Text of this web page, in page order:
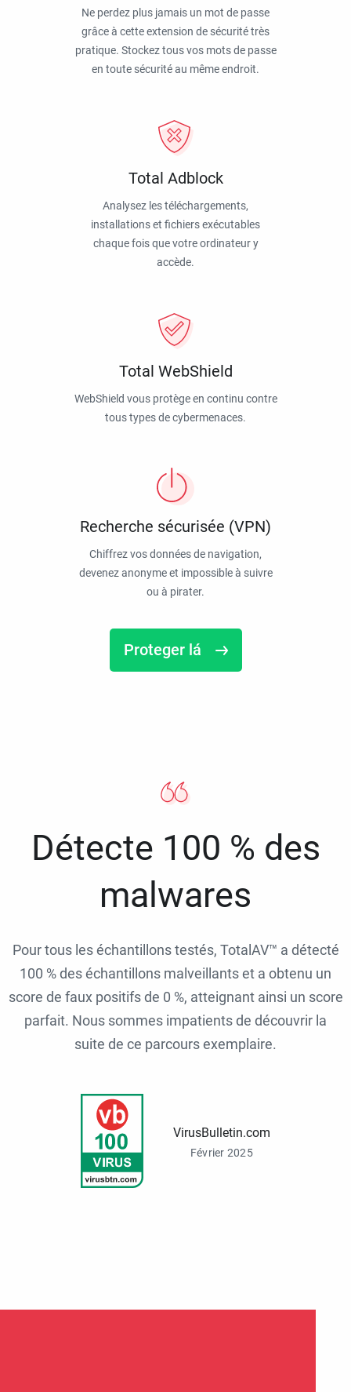
Ne perdez plus jamais un mot de passe
grâce à cette extension de sécurité très
pratique. Stockez tous vos mots de passe
en toute sécurité au même endroit.
Total Adblock
Analysez les téléchargements,
installations et fichiers exécutables
chaque fois que votre ordinateur y
accède.
Total WebShield
WebShield vous protège en continu contre
tous types de cybermenaces.
Recherche sécurisée (VPN)
Chiffrez vos données de navigation,
devenez anonyme et impossible à suivre
ou à pirater.
Proteger lá
Détecte 100 % des
malwares
Pour tous les échantillons testés, TotalAV™ a détecté
100 % des échantillons malveillants et a obtenu un
score de faux positifs de 0 %, atteignant ainsi un score
parfait. Nous sommes impatients de découvrir la
suite de ce parcours exemplaire.
VirusBulletin.com
Février 2025